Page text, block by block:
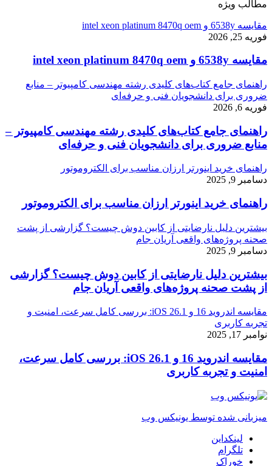
مطالب ویژه
مقایسه 6538y و intel xeon platinum 8470q oem
فوریه 25, 2026
مقایسه 6538y و intel xeon platinum 8470q oem
راهنمای جامع کتاب‌های کلیدی رشته مهندسی کامپیوتر – منابع
ضروری برای دانشجویان فنی و حرفه‌ای
فوریه 6, 2026
راهنمای جامع کتاب‌های کلیدی رشته مهندسی کامپیوتر –
منابع ضروری برای دانشجویان فنی و حرفه‌ای
راهنمای خرید اینورتر ارزان مناسب برای الکتروموتور
دسامبر 9, 2025
راهنمای خرید اینورتر ارزان مناسب برای الکتروموتور
بیشترین دلیل نارضایتی از کابین دوش چیست؟ گزارشی از پشت
صحنه پروژه‌های واقعی آریان جام
دسامبر 9, 2025
بیشترین دلیل نارضایتی از کابین دوش چیست؟ گزارشی
از پشت صحنه پروژه‌های واقعی آریان جام
مقایسه اندروید 16 و iOS 26.1: بررسی کامل سرعت، امنیت و
تجربه کاربری
نوامبر 17, 2025
مقایسه اندروید 16 و iOS 26.1: بررسی کامل سرعت،
امنیت و تجربه کاربری
میزبانی شده توسط یونیکس وب
لینکداین
تلگرام
خوراک